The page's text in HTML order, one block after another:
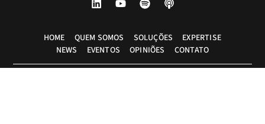
HOME QUEM SOMOS SOLUÇÕES
EXPERTISE
NEWS
EVENTOS OPINIÕES CONTATO